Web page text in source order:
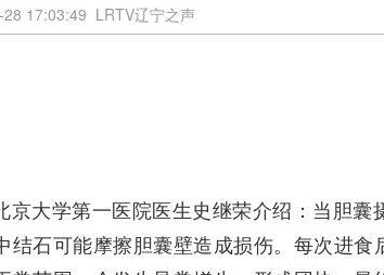
17:03:49 LRTV辽宁之声
京大学第一医院医生史继荣介绍：当胆囊
结石可能摩擦胆囊壁造成损伤。每次进